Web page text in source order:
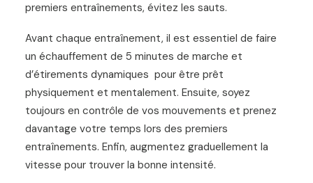
premiers entraînements, évitez les sauts.
Avant chaque entraînement, il est essentiel de faire
un échauffement de 5 minutes de marche et
d’étirements dynamiques pour être prêt
physiquement et mentalement. Ensuite, soyez
toujours en contrôle de vos mouvements et prenez
davantage votre temps lors des premiers
entraînements. Enfin, augmentez graduellement la
vitesse pour trouver la bonne intensité.